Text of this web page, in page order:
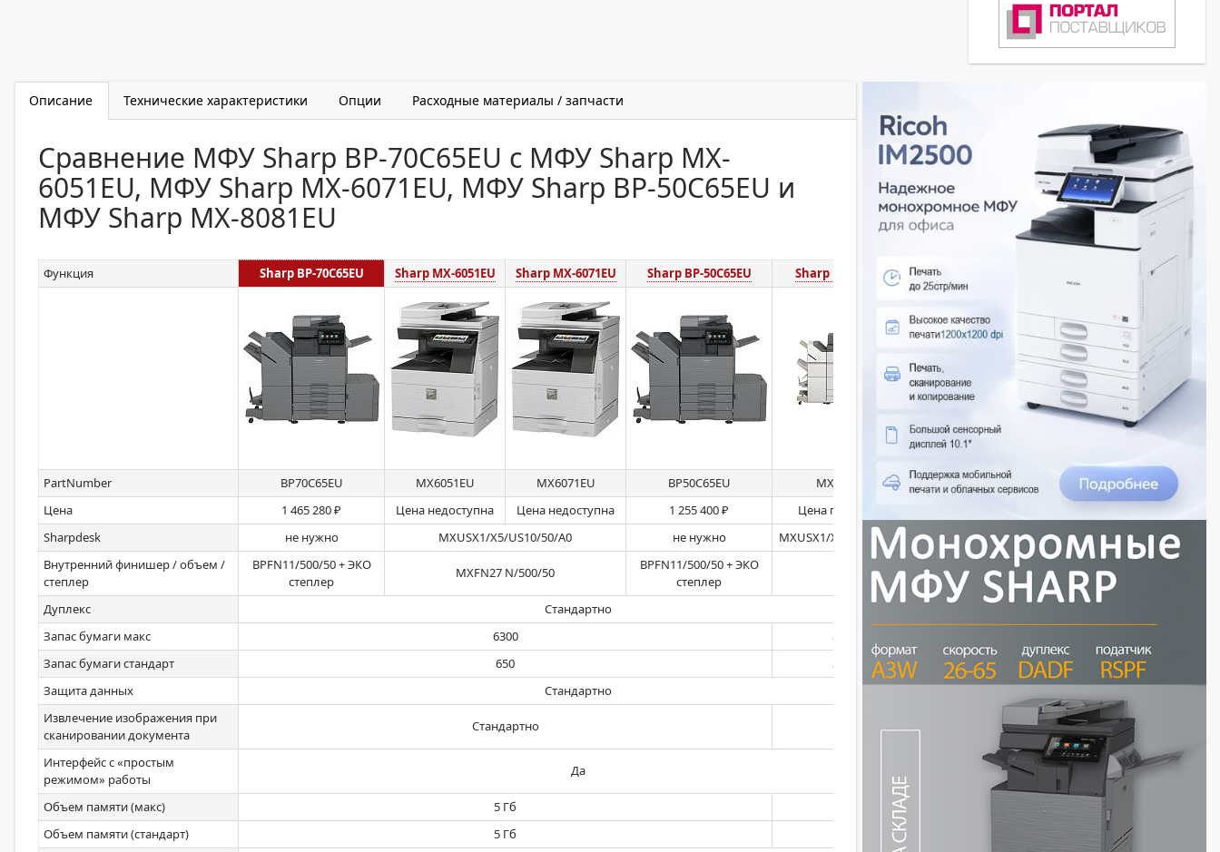
Описание Технические характеристики Опции Расходные материалы / запчасти
Сравнение МФУ Sharp BP-70C65EU с МФУ Sharp MX-
6051EU, МФУ Sharp MX-6071EU, МФУ Sharp BP-50C65EU и
МФУ Sharp MX-8081EU
Функция Sharp BP-70C65EU Sharp MX-6051EU Sharp MX-6071EU Sharp BP-50C65EU Sharp MX-8081EU
PartNumber BP70C65EU MX6051EU MX6071EU BP50C65EU
MX8081EU
Цена
1 465 280 ₽ Цена недоступна Цена недоступна 1 255 400 ₽
Цена по запросу
Sharpdesk
не нужно MXUSX1/X5/US10/50/A0 не нужно
MXUSX1/X5/US10/50/A0
Внутренний финишер / объем /
степлер
BPFN11/500/50 + ЭКО
степлер
MXFN27 N/500/50
BPFN11/500/50 + ЭКО
степлер
Дуплекс
Стандартно
Запас бумаги макс
6300
8500
Запас бумаги стандарт
650
3100
Защита данных
Стандартно
Извлечение изображения при
сканировании документа
Стандартно
Интерфейс с «простым
режимом» работы
Да
Объем памяти (макс) 5 Гб
Объем памяти (стандарт)
5 Гб